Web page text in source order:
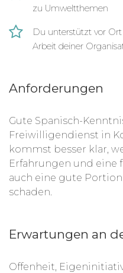
zu Umweltthemen
Du unterstützt vor
Arbeit deiner
Anforderungen
Gute Spanisch-
Freiwilligendienst in
kommst besser klar,
Erfahrungen und
auch eine gute
schaden.
Erwartungen an
Offenheit,